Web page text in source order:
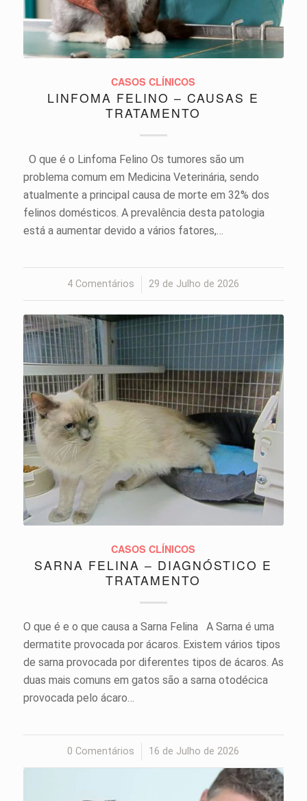
CASOS CLÍNICOS
LINFOMA FELINO – CAUSAS E
TRATAMENTO
O que é o Linfoma Felino Os tumores são um
problema comum em Medicina Veterinária, sendo
atualmente a principal causa de morte em 32% dos
felinos domésticos. A prevalência desta patologia
está a aumentar devido a vários fatores,…
4 Comentários
/ 29 de Julho de 2026
CASOS CLÍNICOS
SARNA FELINA – DIAGNÓSTICO E
TRATAMENTO
O que é e o que causa a Sarna Felina A Sarna é uma
dermatite provocada por ácaros. Existem vários tipos
de sarna provocada por diferentes tipos de ácaros. As
duas mais comuns em gatos são a sarna otodécica
provocada pelo ácaro…
0 Comentários
/ 16 de Julho de 2026